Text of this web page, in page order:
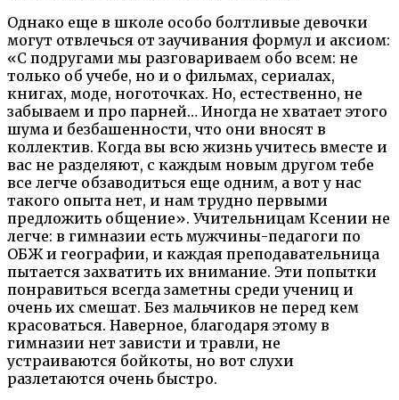
Однако еще в школе особо болтливые девочки
могут отвлечься от заучивания формул и аксиом:
«С подругами мы разговариваем обо всем: не
только об учебе, но и о фильмах, сериалах,
книгах, моде, ноготочках. Но, естественно, не
забываем и про парней… Иногда не хватает этого
шума и безбашенности, что они вносят в
коллектив. Когда вы всю жизнь учитесь вместе и
вас не разделяют, с каждым новым другом тебе
все легче обзаводиться еще одним, а вот у нас
такого опыта нет, и нам трудно первыми
предложить общение». Учительницам Ксении не
легче: в гимназии есть мужчины-педагоги по
ОБЖ и географии, и каждая преподавательница
пытается захватить их внимание. Эти попытки
понравиться всегда заметны среди учениц и
очень их смешат. Без мальчиков не перед кем
красоваться. Наверное, благодаря этому в
гимназии нет зависти и травли, не
устраиваются бойкоты, но вот слухи
разлетаются очень быстро.